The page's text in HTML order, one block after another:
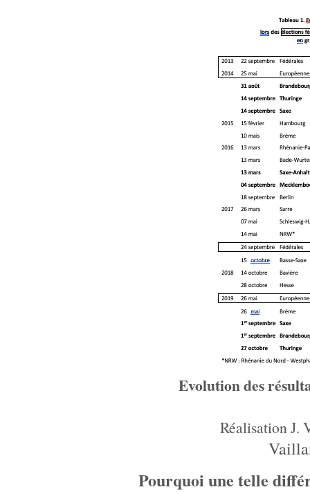
Evolution des
Réalisation J.
Pourquoi une telle